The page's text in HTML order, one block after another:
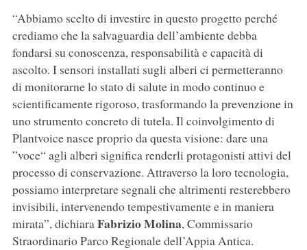
“Abbiamo scelto di investire in questo progetto perché
crediamo che la salvaguardia dell’ambiente debba
fondarsi su conoscenza, responsabilità e capacità di
ascolto. I sensori installati sugli alberi ci permetteranno
di monitorarne lo stato di salute in modo continuo e
scientificamente rigoroso, trasformando la prevenzione in
uno strumento concreto di tutela. Il coinvolgimento di
Plantvoice nasce proprio da questa visione: dare una
”voce“ agli alberi significa renderli protagonisti attivi del
processo di conservazione. Attraverso la loro tecnologia,
possiamo interpretare segnali che altrimenti resterebbero
invisibili, intervenendo tempestivamente e in maniera
mirata”, dichiaraFabrizio Molina, Commissario
Straordinario Parco Regionale dell’Appia Antica.